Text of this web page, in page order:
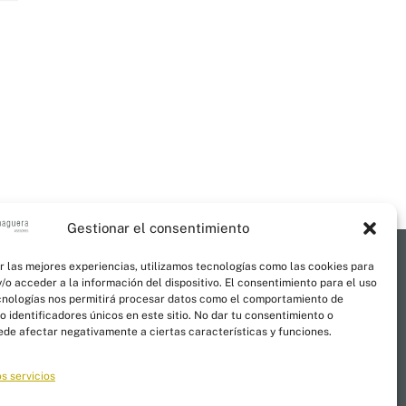
Gestionar el consentimiento
las mejores experiencias, utilizamos tecnologías como las cookies para
o acceder a la información del dispositivo. El consentimiento para el uso
nos permitirá procesar datos como el comportamiento de
identificadores únicos en este sitio. No dar tu consentimiento o
afectar negativamente a ciertas características y funciones.
servicios